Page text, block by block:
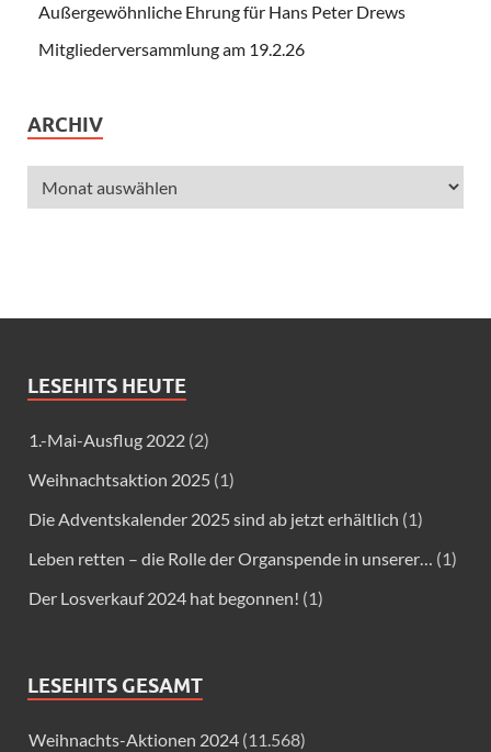
Außergewöhnliche Ehrung für Hans Peter Drews
Mitgliederversammlung am 19.2.26
ARCHIV
LESEHITS HEUTE
1.-Mai-Ausflug 2022 (2)
Weihnachtsaktion 2025 (1)
Die Adventskalender 2025 sind ab jetzt erhältlich (1)
Leben retten – die Rolle der Organspende in unserer… (1)
Der Losverkauf 2024 hat begonnen! (1)
LESEHITS GESAMT
Weihnachts-Aktionen 2024 (11.568)